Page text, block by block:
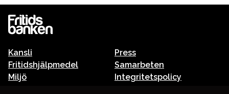
Kansli
Press
Fritidshjälpmedel
Samarbeten
Miljö
Integritetspolicy